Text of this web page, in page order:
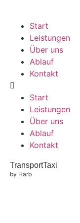
Start
Leistungen
Über uns
Ablauf
Kontakt
Start
Leistungen
Über uns
Ablauf
Kontakt
TransportTaxi
by Harb